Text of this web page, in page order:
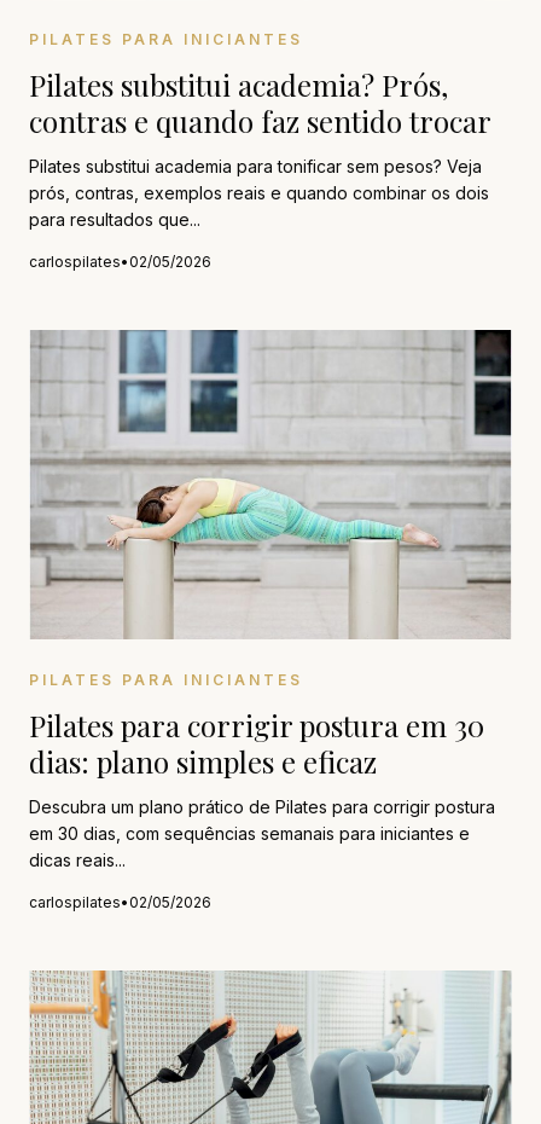
PILATES PARA INICIANTES
Pilates substitui academia? Prós,
contras e quando faz sentido trocar
Pilates substitui academia para tonificar sem pesos? Veja
prós, contras, exemplos reais e quando combinar os dois
para resultados que...
carlospilates•02/05/2026
PILATES PARA INICIANTES
Pilates para corrigir postura em 30
dias: plano simples e eficaz
Descubra um plano prático de Pilates para corrigir postura
em 30 dias, com sequências semanais para iniciantes e
dicas reais...
carlospilates•02/05/2026